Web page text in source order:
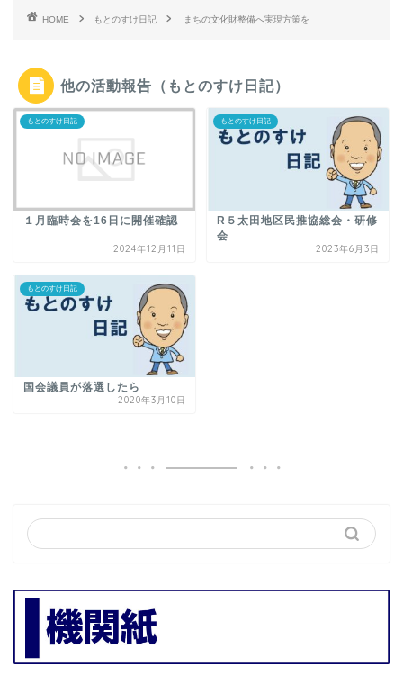
HOME もとのすけ日記 まちの文化財整備へ実現方策を
他の活動報告（もとのすけ日記）
もとのすけ日記
１月臨時会を16日に開催確認
2024年12月11日
もとのすけ日記
R５太田地区民推協総会・研修
会
2023年6月3日
もとのすけ日記
国会議員が落選したら
2020年3月10日